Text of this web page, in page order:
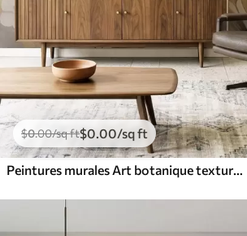
$0.00/sq ft$0.00/sq ft
Peintures murales Art botanique texturé, diverses plantes et feuilles dans des tons de marron et de beige